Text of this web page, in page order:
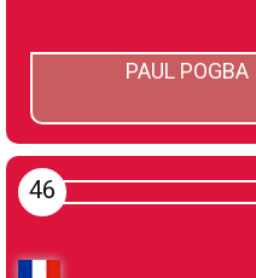
PAUL POGBA
46